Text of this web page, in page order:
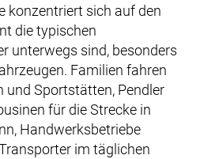
konzentriert sich auf den
die typischen
unterwegs sind, besonders
Familien fahren
und Sportstätten, Pendler
für die Strecke in
Handwerksbetriebe
im täglichen